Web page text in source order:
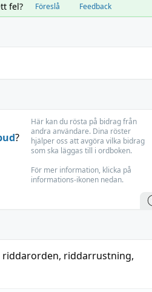
fel? Föreslå Feedback
?
Här kan du rösta på bidrag från
andra användare. Dina röster
hjälper oss att avgöra vilka bidrag
som ska läggas till i ordboken.
För mer information, klicka på
informations-ikonen nedan.
riddarorden, riddarrustning,